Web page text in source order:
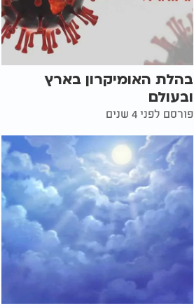
בהלת האומיקרון בארץ
ובעולם
פורסם לפני 4 שנים